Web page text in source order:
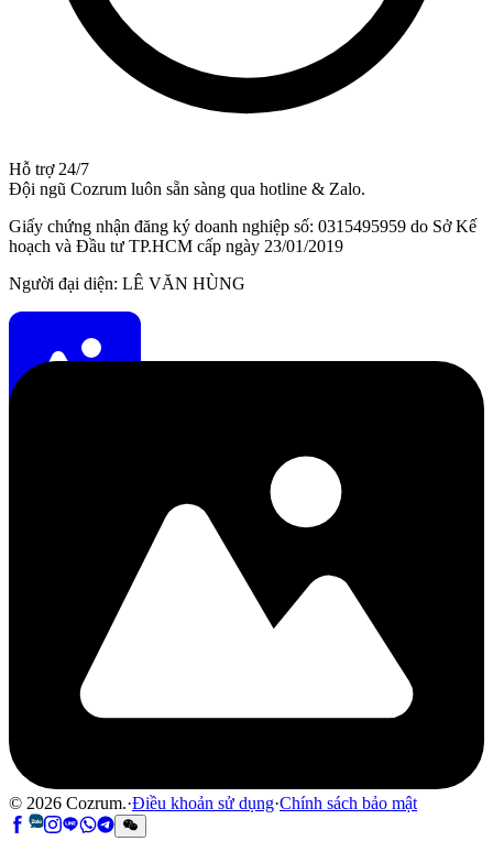
Hỗ trợ 24/7
Đội ngũ Cozrum luôn sẵn sàng qua hotline & Zalo.
Giấy chứng nhận đăng ký doanh nghiệp số: 0315495959 do Sở Kế
hoạch và Đầu tư TP.HCM cấp ngày 23/01/2019
Người đại diện: LÊ VĂN HÙNG
© 2026 Cozrum.·Điều khoản sử dụng·Chính sách bảo mật